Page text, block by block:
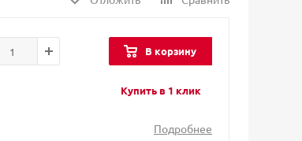
В корзину
Купить в 1 клик
Подробнее